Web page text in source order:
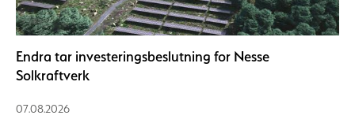
Endra tar investeringsbeslutning for Nesse
Solkraftverk
07.08.2026